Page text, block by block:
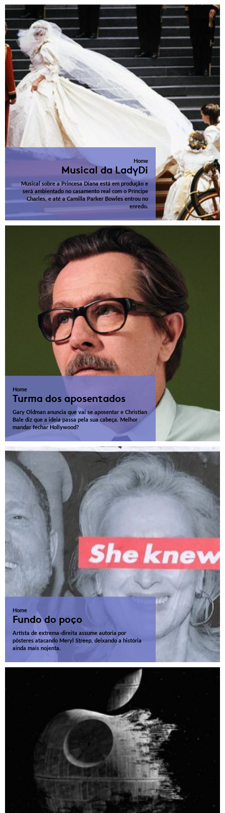
Home
Musical da LadyDi
Musical sobre a Princesa Diana está em produção e
será ambientado no casamento real com o Príncipe
Charles, e até a Camilla Parker Bowles entrou no
enredo.
Home
Turma dos aposentados
Gary Oldman anuncia que vai se aposentar e Christian
Bale diz que a ideia passa pela sua cabeça. Melhor
mandar fechar Hollywood?
Home
Fundo do poço
Artista de extrema-direita assume autoria por
pôsteres atacando Meryl Streep, deixando a história
ainda mais nojenta.